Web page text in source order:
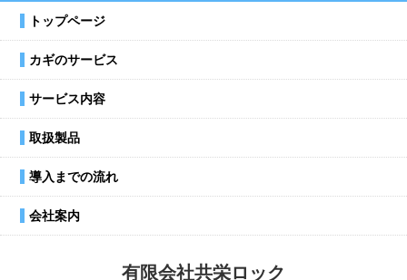
トップページ
カギのサービス
サービス内容
取扱製品
導入までの流れ
会社案内
有限会社共栄ロック